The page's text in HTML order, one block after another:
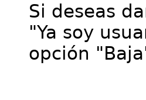
Si deseas
"Ya soy
opción